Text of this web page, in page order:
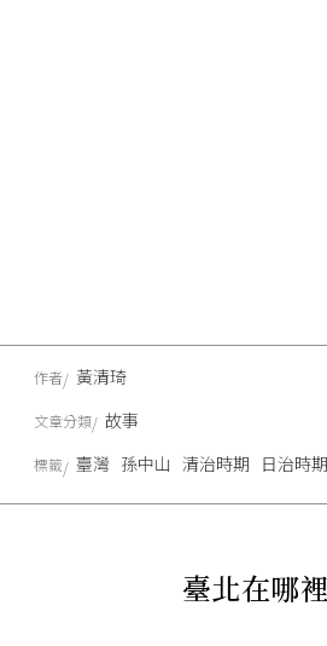
臺北在哪
作者 黃清琦
文章分類 故事
標籤 臺灣 孫中山 清治時期 日治時期